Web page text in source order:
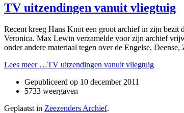
TV uitzendingen vanuit vliegtuig
Recent kreeg Hans Knot een groot archief in zijn bezit
Veronica. Max Lewin verzamelde voor zijn archief
onder andere materiaal tegen over de Engelse,
Lees meer …TV uitzendingen vanuit vliegtuig
Gepubliceerd op 10 december 2011
5733 weergaven
Geplaatst in Zeezenders Archief.